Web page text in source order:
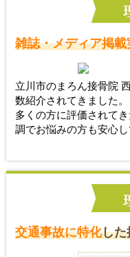
雑誌・メディア掲載
立川市のまろん接骨院
数紹介されてきました。
多くの方に評価されて
調でお悩みの方も安心し
交通事故に特化した